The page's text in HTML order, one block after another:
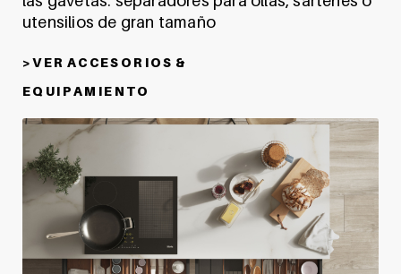
utensilios de gran tamaño
> V E R A C C E S O R I O S &
E Q U I P A M I E N T O